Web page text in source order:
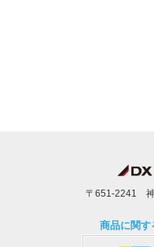
〒651-2241 神
商品に関す